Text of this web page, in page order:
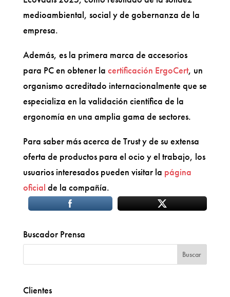
medioambiental, social y de gobernanza de la
empresa.
Además, es la primera marca de accesorios
para PC en obtener la certificación ErgoCert, un
organismo acreditado internacionalmente que se
especializa en la validación científica de la
ergonomía en una amplia gama de sectores.
Para saber más acerca de Trust y de su extensa
oferta de productos para el ocio y el trabajo, los
usuarios interesados pueden visitar la página
oficial de la compañía.
Buscador Prensa
Clientes